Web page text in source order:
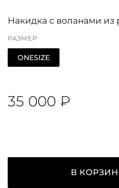
Накидка с воланами из
РАЗМЕР
ONESIZE
35 000 ₽
В